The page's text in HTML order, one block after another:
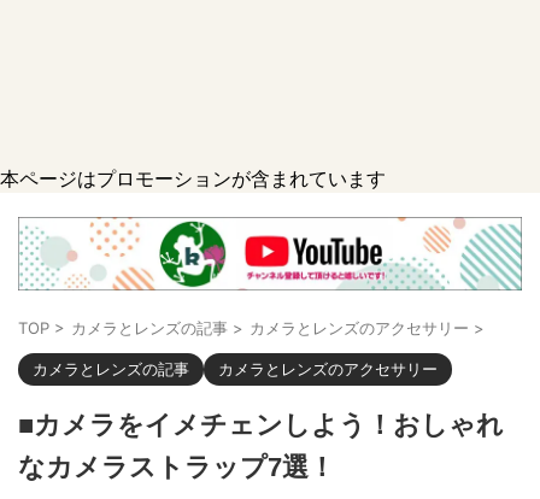
本ページはプロモーションが含まれています
TOP > カメラとレンズの記事 > カメラとレンズのアクセサリー >
カメラとレンズの記事 カメラとレンズのアクセサリー
■カメラをイメチェンしよう！おしゃれ
なカメラストラップ7選！